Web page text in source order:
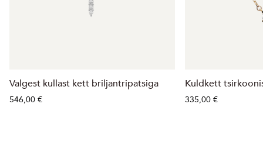
Valgest kullast kett briljantripatsiga
546,00 €
Kuldkett
335,00 €